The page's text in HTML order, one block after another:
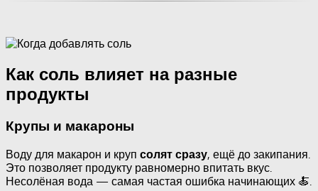
Как соль влияет на разные
продукты
Крупы и макароны
Воду для макарон и круп солят сразу, ещё до закипания.
Это позволяет продукту равномерно впитать вкус.
Несолёная вода — самая частая ошибка начинающих 🍝.